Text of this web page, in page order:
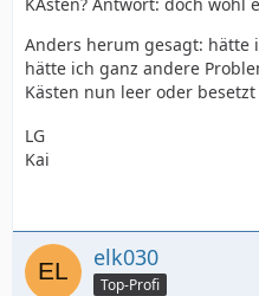
Anders herum gesagt: hätte
hätte ich ganz andere
Kästen nun leer oder
LG
Kai
elk030
Top-Profi